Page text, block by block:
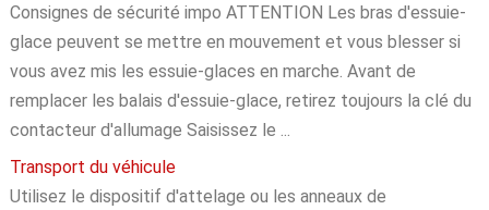
Consignes de sécurité impo ATTENTION Les bras d'essuie-
glace peuvent se mettre en mouvement et vous blesser si
vous avez mis les essuie-glaces en marche. Avant de
remplacer les balais d'essuie-glace, retirez toujours la clé du
contacteur d'allumage Saisissez le ...
Transport du véhicule
Utilisez le dispositif d'attelage ou les anneaux de